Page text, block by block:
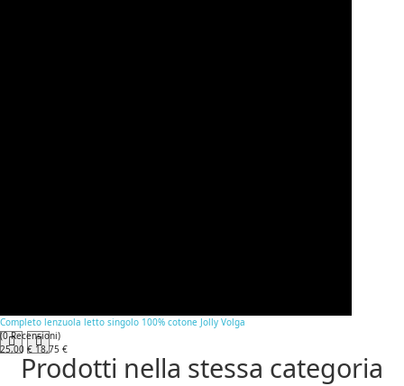
Completo lenzuola letto singolo 100% cotone Jolly Volga
(0Recensioni)
25,00 € 18,75 €
Prodotti nella stessa categoria